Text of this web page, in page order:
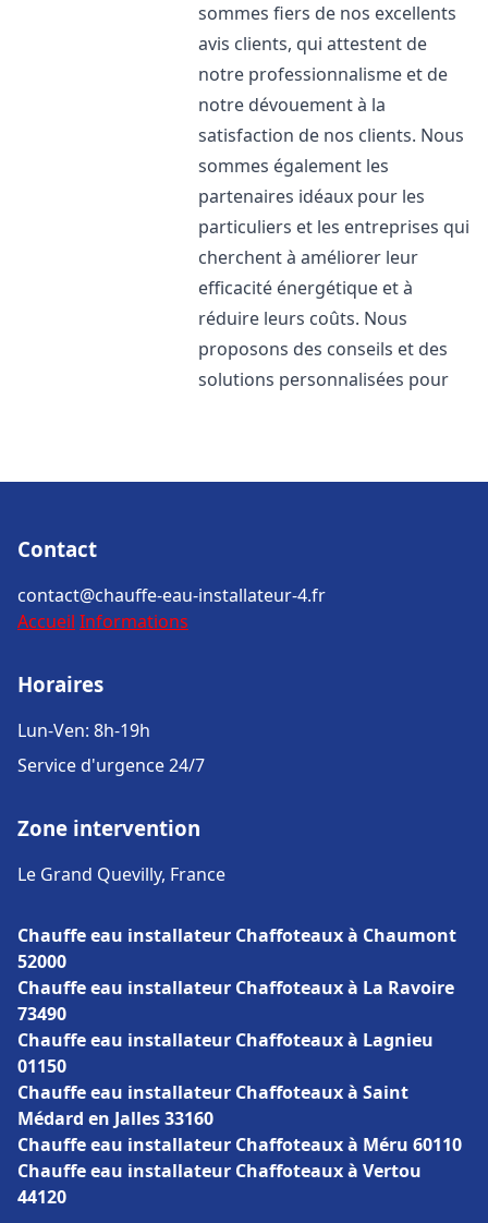
sommes fiers de nos excellents
avis clients, qui attestent de
notre professionnalisme et de
notre dévouement à la
satisfaction de nos clients. Nous
sommes également les
partenaires idéaux pour les
particuliers et les entreprises qui
cherchent à améliorer leur
efficacité énergétique et à
réduire leurs coûts. Nous
proposons des conseils et des
solutions personnalisées pour
Contact
contact@chauffe-eau-installateur-4.fr
Accueil Informations
Horaires
Lun-Ven: 8h-19h
Service d'urgence 24/7
Zone intervention
Le Grand Quevilly, France
Chauffe eau installateur Chaffoteaux à Chaumont
52000
Chauffe eau installateur Chaffoteaux à La Ravoire
73490
Chauffe eau installateur Chaffoteaux à Lagnieu
01150
Chauffe eau installateur Chaffoteaux à Saint
Médard en Jalles 33160
Chauffe eau installateur Chaffoteaux à Méru 60110
Chauffe eau installateur Chaffoteaux à Vertou
44120